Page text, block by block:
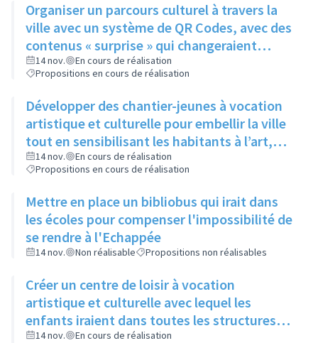
Organiser un parcours culturel à travers la
ville avec un système de QR Codes, avec des
contenus « surprise » qui changeraient
régulièrement pour éviter la lassitude
14 nov.
En cours de réalisation
Propositions en cours de réalisation
Développer des chantier-jeunes à vocation
artistique et culturelle pour embellir la ville
tout en sensibilisant les habitants à l’art,
pour aider le service culture à participer et à
promouvoir les évènements qu’il organise
14 nov.
En cours de réalisation
Propositions en cours de réalisation
Mettre en place un bibliobus qui irait dans
les écoles pour compenser l'impossibilité de
se rendre à l'Echappée
14 nov. Non réalisable Propositions non réalisables
Créer un centre de loisir à vocation
artistique et culturelle avec lequel les
enfants iraient dans toutes les structures
artistiques et culturelles de la ville pour faire
14 nov.
En cours de réalisation